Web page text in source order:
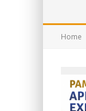
Home